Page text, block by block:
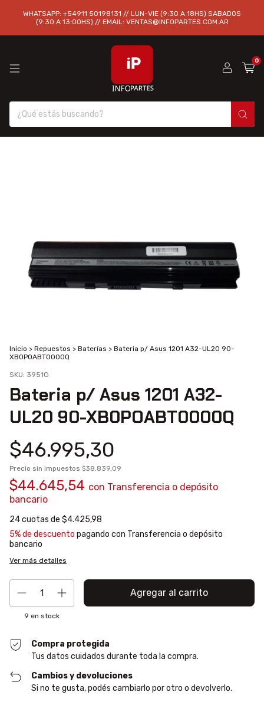
WHATSAPP: +54911 50198131 // LUN-VIE (9:30 A 18HS) SABADOS
(9:30 A 13:00HS) // EMAIL: VENTAS@INFOPARTES.COM.AR
0
Inicio > Repuestos > Baterías > Bateria p/ Asus 1201 A32-UL20 90-
XB0POABT0000Q
SKU: 3951G
Bateria p/ Asus 1201 A32-
UL20 90-XB0POABT0000Q
$46.995,30
Precio sin impuestos $38.839,09
$44.645,54 con Transferencia o depósito
bancario
24cuotas de $4.425,98
5% de descuento pagando con Transferencia o depósito
bancario
Ver más detalles
9 en stock
Compra protegida
Tus datos cuidados durante toda la compra.
Cambios y devoluciones
Si no te gusta, podés cambiarlo por otro o devolverlo.